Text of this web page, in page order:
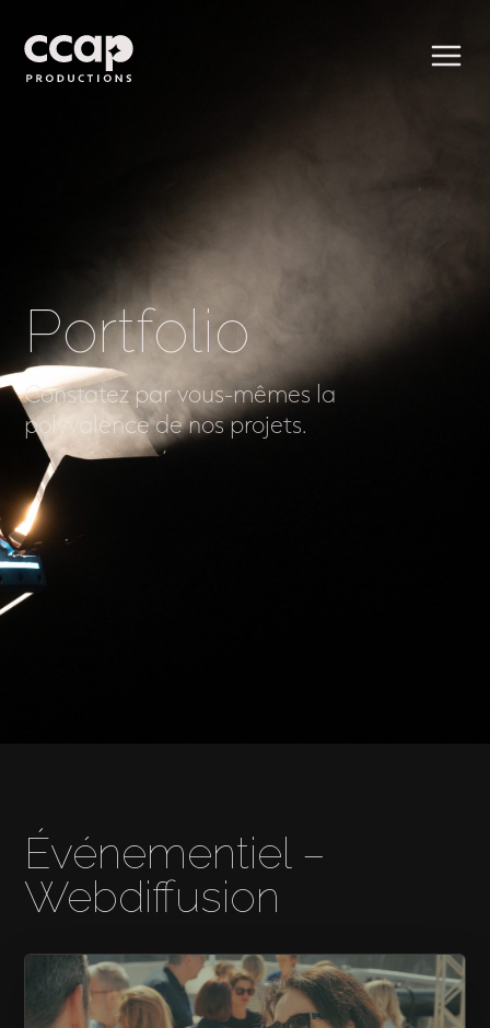
Portfolio
Constatez par vous-mêmes la
polyvalence de nos projets.
Événementiel –
Webdiffusion